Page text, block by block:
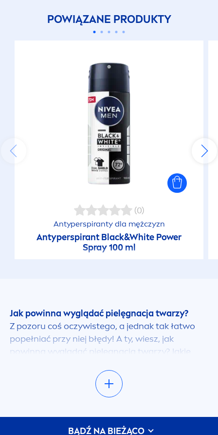
POWIĄZANE PRODUKTY
(0)
Antyperspiranty dla mężczyzn
AntyperspirantBlack&White Power
Spray 100 ml
Jak powinna wyglądać pielęgnacja twarzy?
Z pozoru coś oczywistego, a jednak tak łatwo
popełniać przy niej błędy! A ty, wiesz, jak
powinna wyglądać pielęgnacja twarzy? Jakie
przychodzą nasze wskazówki! Nasze artykuły
podpowiedzą Ci, jakie warunki trzeba spełnić, by
Jak dbać o skórę twarzy?
BĄDŹ NA BIEŻĄCO